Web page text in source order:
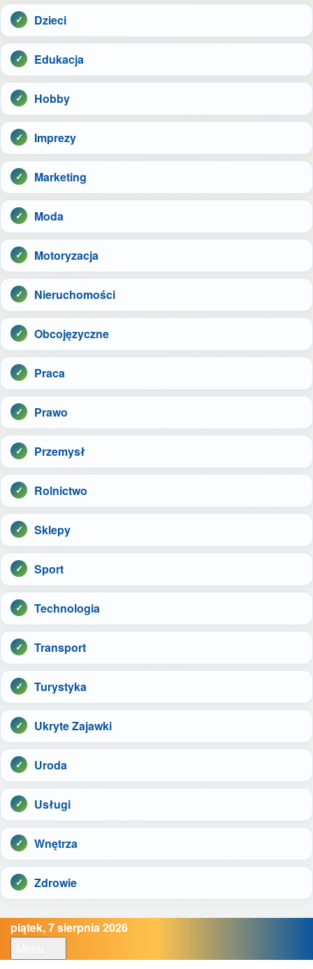
Dzieci
Edukacja
Hobby
Imprezy
Marketing
Moda
Motoryzacja
Nieruchomości
Obcojęzyczne
Praca
Prawo
Przemysł
Rolnictwo
Sklepy
Sport
Technologia
Transport
Turystyka
Ukryte Zajawki
Uroda
Usługi
Wnętrza
Zdrowie
piątek, 7 sierpnia 2026